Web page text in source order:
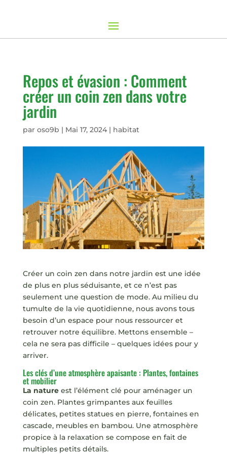
Repos et évasion : Comment
créer un coin zen dans votre
jardin
par oso9b | Mai 17, 2024| habitat
Créer un coin zen dans notre jardin est une idée
de plus en plus séduisante, et ce n’est pas
seulement une question de mode. Au milieu du
tumulte de la vie quotidienne, nous avons tous
besoin d’un espace pour nous ressourcer et
retrouver notre équilibre. Mettons ensemble –
cela ne sera pas difficile – quelques idées pour y
arriver.
Les clés d’une atmosphère apaisante : Plantes, fontaines
et mobilier
La natureest l’élément clé pour aménager un
coin zen. Plantes grimpantes aux feuilles
délicates, petites statues en pierre, fontaines en
cascade, meubles en bambou. Une atmosphère
propice à la relaxation se compose en fait de
multiples petits détails.